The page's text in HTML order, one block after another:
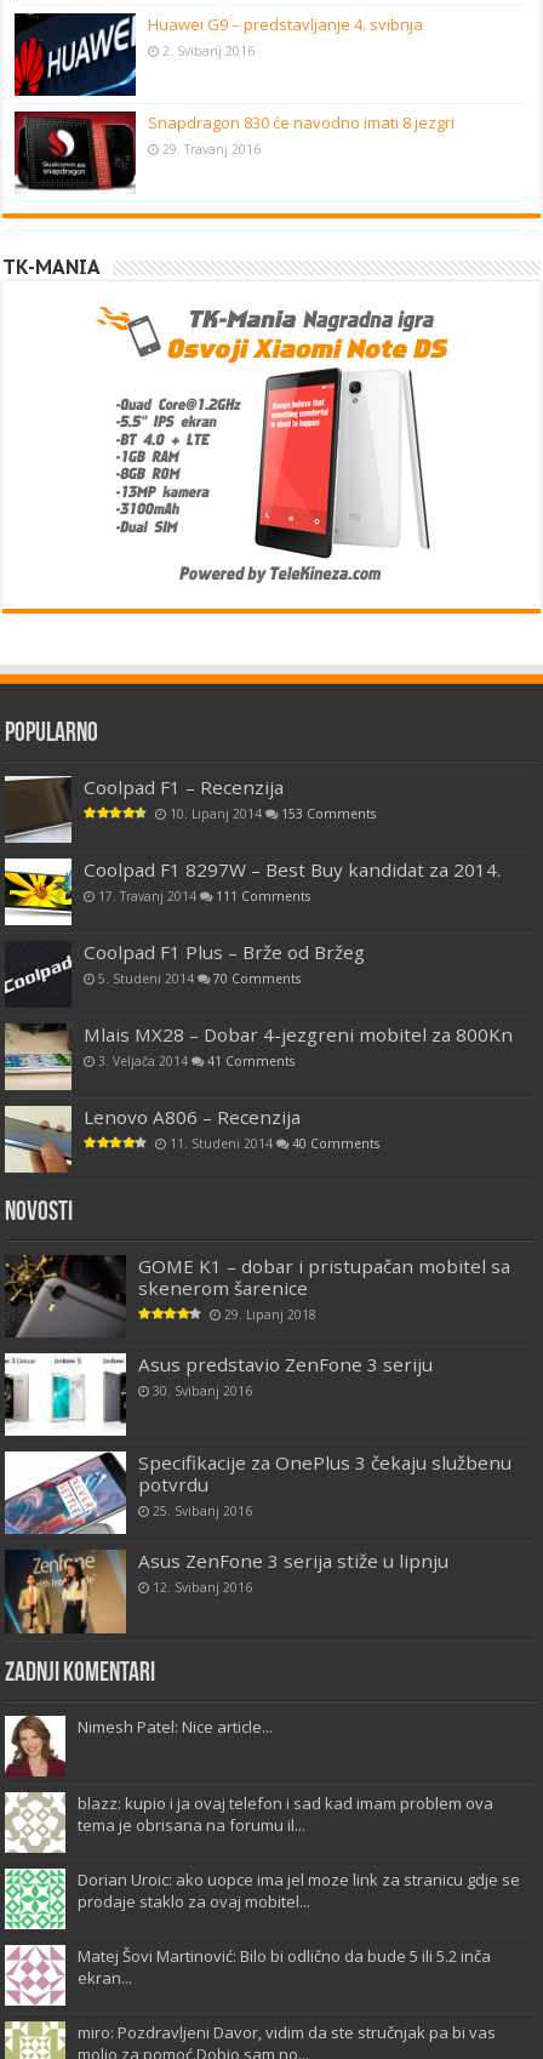
Huawei G9 – predstavljanje 4. svibnja
2. Svibanj 2016
Snapdragon 830 će navodno imati 8 jezgri
29. Travanj 2016
TK-MANIA
Popularno
Coolpad F1 – Recenzija
10. Lipanj 2014 153 Comments
Coolpad F1 8297W – Best Buy kandidat za 2014.
17. Travanj 2014 111 Comments
Coolpad F1 Plus – Brže od Bržeg
5. Studeni 2014 70 Comments
Mlais MX28 – Dobar 4-jezgreni mobitel za 800Kn
3. Veljača 2014 41 Comments
Lenovo A806 – Recenzija
11. Studeni 2014 40 Comments
Novosti
GOME K1 – dobar i pristupačan mobitel sa
skenerom šarenice
29. Lipanj 2018
Asus predstavio ZenFone 3 seriju
30. Svibanj 2016
Specifikacije za OnePlus 3 čekaju službenu
potvrdu
25. Svibanj 2016
Asus ZenFone 3 serija stiže u lipnju
12. Svibanj 2016
Zadnji komentari
Nimesh Patel: Nice article...
blazz: kupio i ja ovaj telefon i sad kad imam problem ova
tema je obrisana na forumu il...
Dorian Uroic: ako uopce ima jel moze link za stranicu gdje se
prodaje staklo za ovaj mobitel...
Matej Šovi Martinović: Bilo bi odlično da bude 5 ili 5.2 inča
ekran...
miro: Pozdravljeni Davor, vidim da ste stručnjak pa bi vas
molio za pomoć.Dobio sam no...